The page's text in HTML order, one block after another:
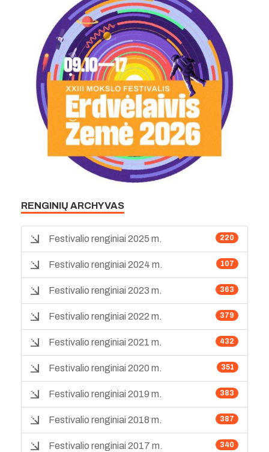
RENGINIŲ ARCHYVAS
220
Festivalio renginiai 2025 m.
107
Festivalio renginiai 2024 m.
363
Festivalio renginiai 2023 m.
379
Festivalio renginiai 2022 m.
432
Festivalio renginiai 2021 m.
351
Festivalio renginiai 2020 m.
383
Festivalio renginiai 2019 m.
387
Festivalio renginiai 2018 m.
340
Festivalio renginiai 2017 m.